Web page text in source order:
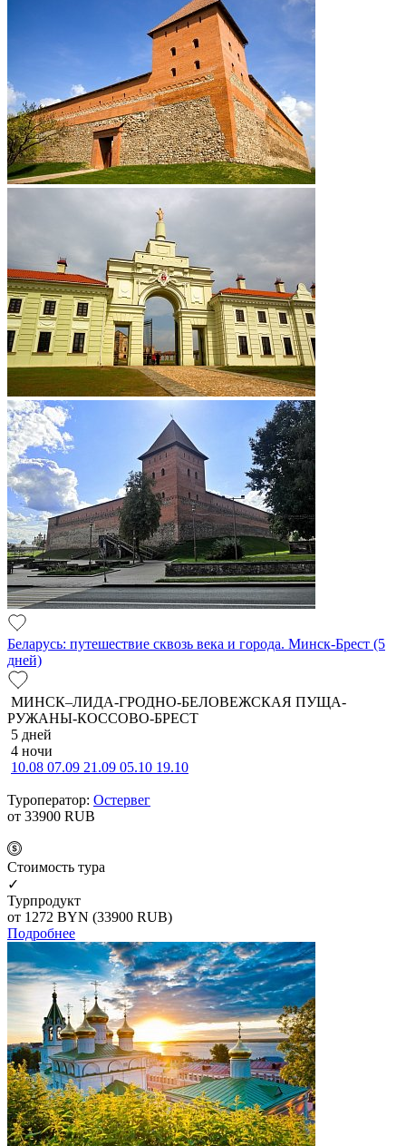
Беларусь: путешествие сквозь века и города. Минск-Брест (5
дней)
МИНСК–ЛИДА-ГРОДНО-БЕЛОВЕЖСКАЯ ПУЩА-
РУЖАНЫ-КОССОВО-БРЕСТ
5 дней
4 ночи
10.08 07.09 21.09 05.10 19.10
Туроператор: Остервег
от 33900 RUB
Cтоимость тура
✓
Турпродукт
от 1272 BYN (33900 RUB)
Подробнее